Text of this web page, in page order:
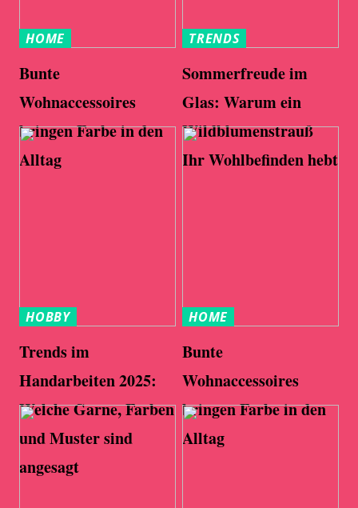
HOME
Bunte
Wohnaccessoires
bringen Farbe in den
Alltag
TRENDS
Sommerfreude im
Glas: Warum ein
Wildblumenstrauß
Ihr Wohlbefinden hebt
HOBBY
Trends im
Handarbeiten 2025:
Welche Garne, Farben
und Muster sind
angesagt
HOME
Bunte
Wohnaccessoires
bringen Farbe in den
Alltag